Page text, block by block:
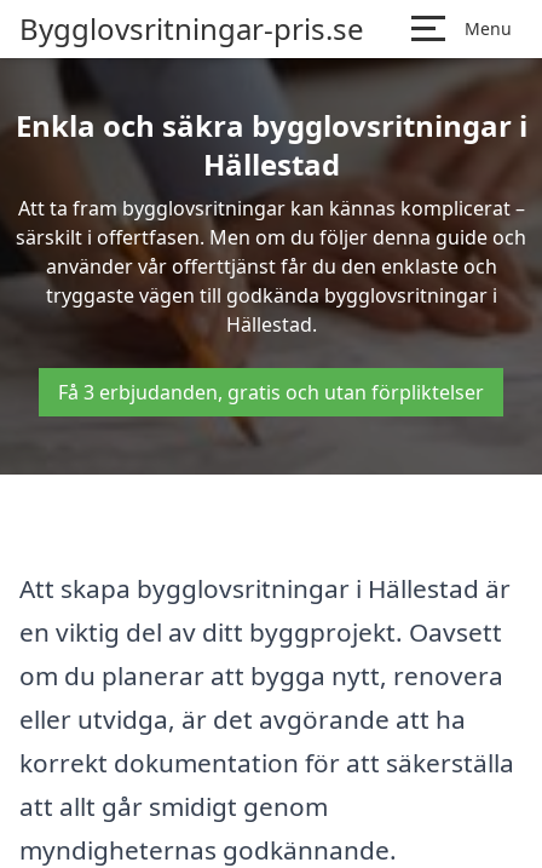
Bygglovsritningar-pris.se Menu
Enkla och säkra bygglovsritningar i
Hällestad
Att ta fram bygglovsritningar kan kännas komplicerat –
särskilt i offertfasen. Men om du följer denna guide och
använder vår offerttjänst får du den enklaste och
tryggaste vägen till godkända bygglovsritningar i
Hällestad.
Få 3 erbjudanden, gratis och utan förpliktelser
Att skapa bygglovsritningar i Hällestad är
en viktig del av ditt byggprojekt. Oavsett
om du planerar att bygga nytt, renovera
eller utvidga, är det avgörande att ha
korrekt dokumentation för att säkerställa
att allt går smidigt genom
myndigheternas godkännande.